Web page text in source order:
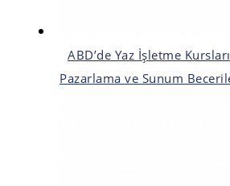
ABD’de Yaz İşletme
Pazarlama ve Sunum